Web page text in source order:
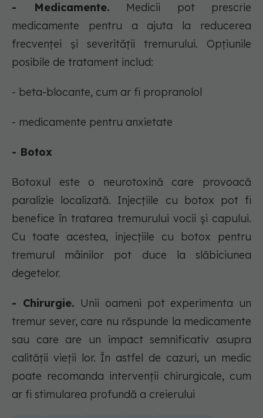
- Medicamente. Medicii pot prescrie
medicamente pentru a ajuta la reducerea
frecvenței și severității tremurului. Opțiunile
posibile de tratament includ:
- beta-blocante, cum ar fi propranolol
- medicamente pentru anxietate
- Botox
Botoxul este o neurotoxină care provoacă
paralizie localizată. Injecțiile cu botox pot fi
benefice în tratarea tremurului vocii și capului.
Cu toate acestea, injecțiile cu botox pentru
tremurul mâinilor pot duce la slăbiciunea
degetelor.
- Chirurgie. Unii oameni pot experimenta un
tremur sever, care nu răspunde la medicamente
sau care are un impact semnificativ asupra
calității vieții lor. În astfel de cazuri, un medic
poate recomanda intervenții chirurgicale, cum
ar fi stimularea profundă a creierului